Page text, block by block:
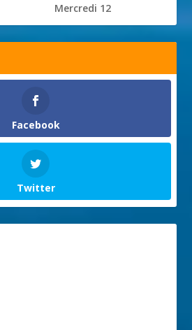
Mercredi 12
Facebook
Twitter